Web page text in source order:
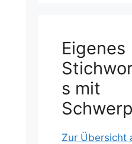
Eigenes
s mit
Zur Übersicht